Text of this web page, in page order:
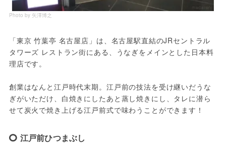
Photo by 矢澤博之
「東京 竹葉亭 名古屋店」は、名古屋駅直結のJRセントラル
タワーズ レストラン街にある、うなぎをメインとした日本料
理店です。
創業はなんと江戸時代末期。江戸前の技法を受け継いだうな
ぎがいただけ、白焼きにしたあと蒸し焼きにし、タレに潜ら
せて炭火で焼き上げる江戸前式で味わうことができます！
江戸前ひつまぶし